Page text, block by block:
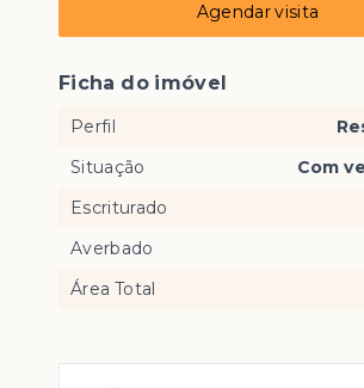
Agendar visita
Ficha do imóvel
Perfil
Situação
Com
Escriturado
Averbado
Área Total